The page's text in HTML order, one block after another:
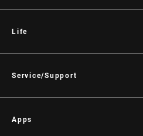
Life
Cultura
Service/Support
Dealer Support
Apps